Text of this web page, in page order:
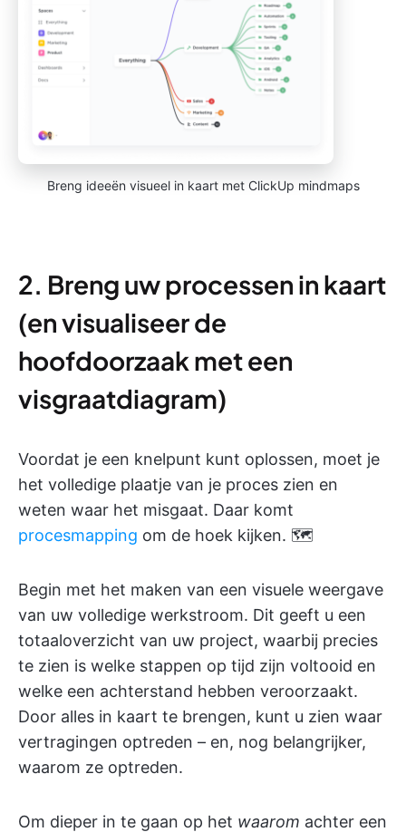
Breng ideeën visueel in kaart met ClickUp mindmaps
2. Breng uw processen in kaart
(en visualiseer de
hoofdoorzaak met een
visgraatdiagram)
Voordat je een knelpunt kunt oplossen, moet je
het volledige plaatje van je proces zien en
weten waar het misgaat. Daar komt
procesmapping om de hoek kijken. 🗺️
Begin met het maken van een visuele weergave
van uw volledige werkstroom. Dit geeft u een
totaaloverzicht van uw project, waarbij precies
te zien is welke stappen op tijd zijn voltooid en
welke een achterstand hebben veroorzaakt.
Door alles in kaart te brengen, kunt u zien waar
vertragingen optreden – en, nog belangrijker,
waarom ze optreden.
Om dieper in te gaan op het waarom achter een